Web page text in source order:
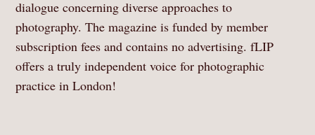
dialogue concerning diverse approaches to
photography. The magazine is funded by member
subscription fees and contains no advertising. fLIP
offers a truly independent voice for photographic
practice in London!